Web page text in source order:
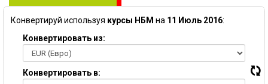
Конвертируй используя курсы НБМ на 11 Июль 2016:
Конвертировать из:
Конвертировать в: